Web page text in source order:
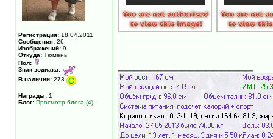
Регистрация: 18.04.2011
Сообщения: 26
Изображений: 9
Откуда: Тюмень
Пол:
Знак зодиака:
В наличии: 273
Награды: 1
Блог: Просмотр блога (4)